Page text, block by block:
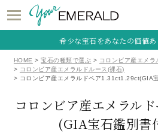
希少な宝石をあなたの価値
HOME 宝石の種類で選ぶ
コロンビア産エメラ
コロンビア産エメラルドルース(裸石)
コロンビア産エメラルドペア1.31ct1.29ct(GIA
コロンビア産エメラル
(GIA宝石鑑別書